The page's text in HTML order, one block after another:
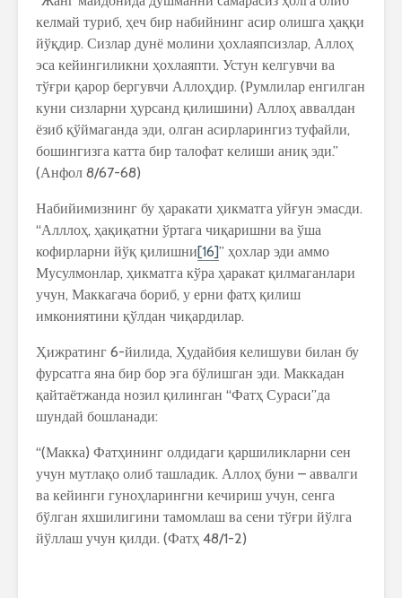
келмай туриб, ҳеч бир набийнинг асир олишга ҳаққи
йўқдир. Сизлар дунё молини ҳохлаяпсизлар, Аллоҳ
эса кейингиликни ҳохлаяпти. Устун келгувчи ва
тўғри қарор бергувчи Аллоҳдир. (Румлилар енгилган
куни сизларни ҳурсанд қилишини) Аллоҳ аввалдан
ёзиб қўймаганда эди, олган асирларингиз туфайли,
бошингизга катта бир талофат келиши аниқ эди.”
(Анфол 8/67-68)
Набийимизнинг бу ҳаракати ҳикматга уйғун эмасди.
“Алллоҳ, ҳақиқатни ўртага чиқаришни ва ўша
кофирларни йўқ қилишни[16]” ҳохлар эди аммо
Мусулмонлар, ҳикматга кўра ҳаракат қилмаганлари
учун, Маккагача бориб, у ерни фатҳ қилиш
имкониятини қўлдан чиқардилар.
Ҳижратинг 6-йилида, Ҳудайбия келишуви билан бу
фурсатга яна бир бор эга бўлишган эди. Маккадан
қайтаётжанда нозил қилинган “Фатҳ Сураси”да
шундай бошланади:
“(Макка) Фатҳининг олдидаги қаршиликларни сен
учун мутлақо олиб ташладик. Аллоҳ буни – аввалги
ва кейинги гуноҳларингни кечириш учун, сенга
бўлган яхшилигини тамомлаш ва сени тўғри йўлга
йўллаш учун қилди. (Фатҳ 48/1-2)